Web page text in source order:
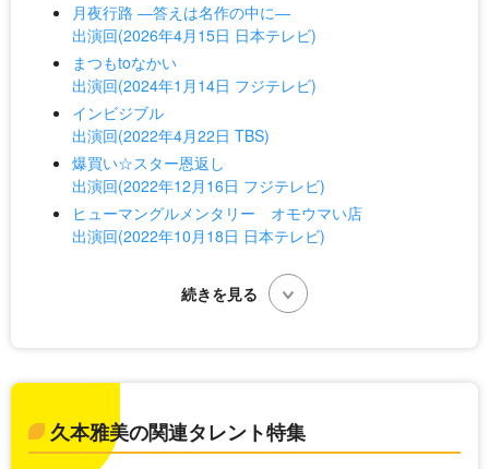
月夜行路 ―答えは名作の中に―
出演回(2026年4月15日 日本テレビ)
まつもtoなかい
出演回(2024年1月14日 フジテレビ)
インビジブル
出演回(2022年4月22日 TBS)
爆買い☆スター恩返し
出演回(2022年12月16日 フジテレビ)
ヒューマングルメンタリー オモウマい店
出演回(2022年10月18日 日本テレビ)
久本雅美の関連タレント特集